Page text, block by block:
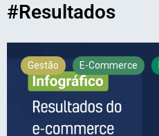
#Resultados
Gestão E-Commerce